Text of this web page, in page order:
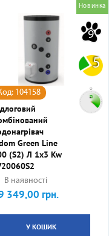
Новинка
9
5
104158
Green Line
(S2) Л 1x3 Kw
В наявності
349,00 грн.
У КОШИК